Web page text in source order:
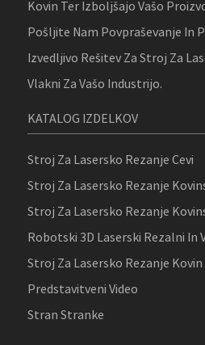
Kovin Ter Izboljšajo Vašo
Pošljite Nam Povpraševanje In
Izvedljivo Rešitev Za Stroj Za
Vlakni Za Vašo Industrijo.
KATALOG IZDELKOV
Stroj Za Lasersko Rezanje Cevi
Stroj Za Lasersko Rezanje
Stroj Za Lasersko Rezanje
Robotski 3D Laserski Rezalni In
Stroj Za Lasersko Rezanje
Predstavitveni Video
Stran Stranke